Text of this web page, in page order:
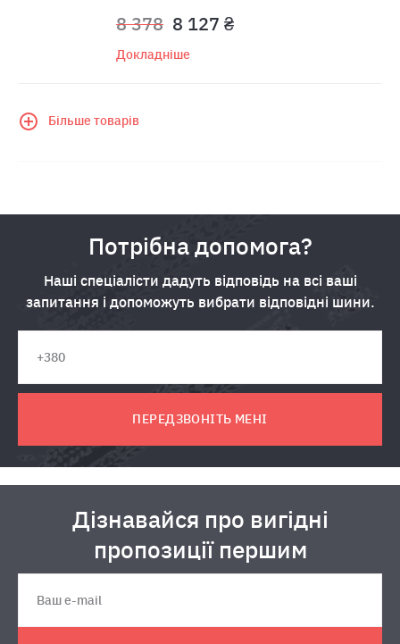
8 378 8 127 ₴
Докладніше
Більше товарів
Потрібна допомога?
Наші спеціалісти дадуть відповідь на всі ваші
запитання і допоможуть вибрати відповідні шини.
ПЕРЕДЗВОНІТЬ МЕНІ
Дізнавайся про вигідні
пропозиції першим